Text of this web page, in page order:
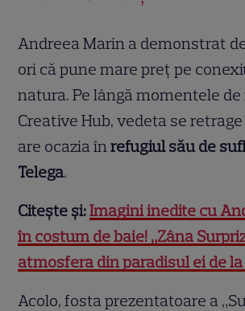
Andreea Marin a demonstrat
ori că pune mare preț pe
natura. Pe lângă momentele
Creative Hub, vedeta se
are ocazia înrefugiul său de
Telega.
Citește și:Imagini inedite cu
în costum de baie! „Zâna
atmosfera din paradisul ei de
Acolo, fosta prezentatoare a